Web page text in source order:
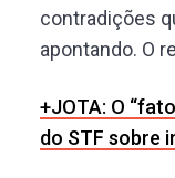
contradições
apontando. O
+JOTA: O
do STF sobre